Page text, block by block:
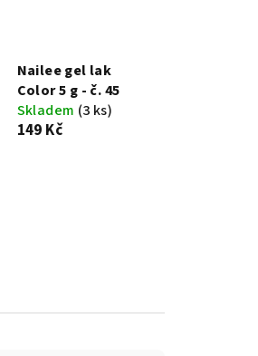
Nailee gel lak
Color 5 g - č. 45
Skladem (3 ks)
149 Kč